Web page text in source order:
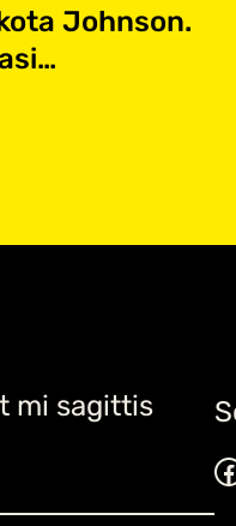
Johnson.
mi sagittis
Facebook